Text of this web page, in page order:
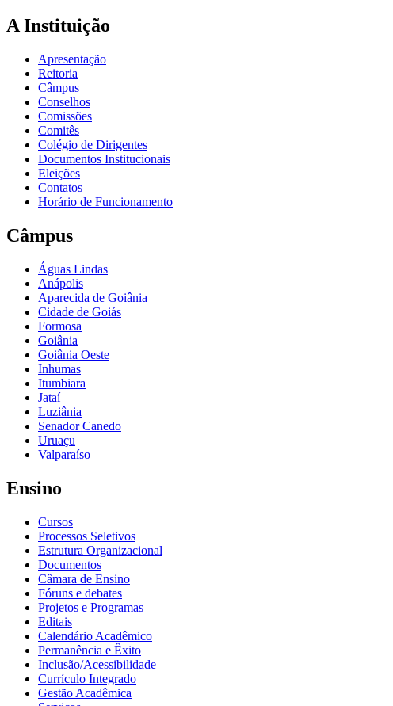
A Instituição
Apresentação
Reitoria
Câmpus
Conselhos
Comissões
Comitês
Colégio de Dirigentes
Documentos Institucionais
Eleições
Contatos
Horário de Funcionamento
Câmpus
Águas Lindas
Anápolis
Aparecida de Goiânia
Cidade de Goiás
Formosa
Goiânia
Goiânia Oeste
Inhumas
Itumbiara
Jataí
Luziânia
Senador Canedo
Uruaçu
Valparaíso
Ensino
Cursos
Processos Seletivos
Estrutura Organizacional
Documentos
Câmara de Ensino
Fóruns e debates
Projetos e Programas
Editais
Calendário Acadêmico
Permanência e Êxito
Inclusão/Acessibilidade
Currículo Integrado
Gestão Acadêmica